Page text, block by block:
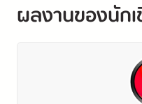
ผลงานของนัก